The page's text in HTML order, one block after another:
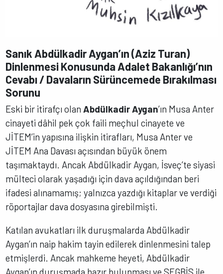
Sanık Abdülkadir Aygan’ın (Aziz Turan)
Dinlenmesi Konusunda Adalet Bakanlığı’nın
Cevabı / Davaların Sürüncemede Bırakılması
Sorunu
Eski bir itirafçı olan Abdülkadir Aygan’ın Musa Anter
cinayeti dâhil pek çok faili meçhul cinayete ve
JİTEM’in yapısına ilişkin itirafları, Musa Anter ve
JİTEM Ana Davası açısından büyük önem
taşımaktaydı. Ancak Abdülkadir Aygan, İsveç’te siyasi
mülteci olarak yaşadığı için dava açıldığından beri
ifadesi alınamamış; yalnızca yazdığı kitaplar ve verdiği
röportajlar dava dosyasına girebilmişti.
Katılan avukatları ilk duruşmalarda Abdülkadir
Aygan’ın naip hakim tayin edilerek dinlenmesini talep
etmişlerdi. Ancak mahkeme heyeti, Abdülkadir
Aygan’ın duruşmada hazır bulunması ve SEGBİS ile